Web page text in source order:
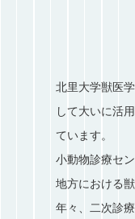
北里大学獣医
して大いに活
ています。
小動物診療セ
地方における
年々、二次診